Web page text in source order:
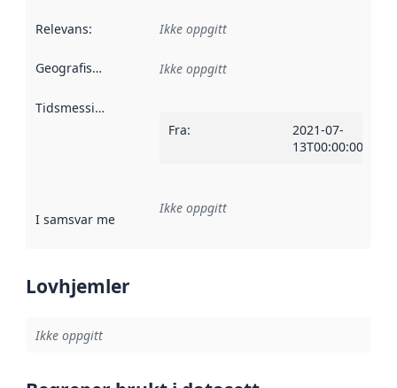
Relevans: Ikke oppgitt
Geografisk avgrensning :
Ikke oppgitt
Tidsmessig avgrensning
Fra:
2021-07-
13T00:00:00Z
I samsvar med Referanse til en implementasjonsregel
Ikke oppgitt
Lovhjemler
Ikke oppgitt